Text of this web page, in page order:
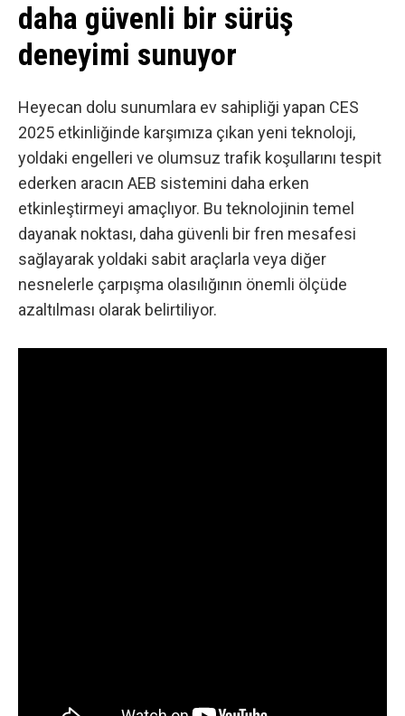
daha güvenli bir sürüş
deneyimi sunuyor
Heyecan dolu sunumlara ev sahipliği yapan CES
2025 etkinliğinde karşımıza çıkan yeni teknoloji,
yoldaki engelleri ve olumsuz trafik koşullarını tespit
ederken aracın AEB sistemini daha erken
etkinleştirmeyi amaçlıyor. Bu teknolojinin temel
dayanak noktası, daha güvenli bir fren mesafesi
sağlayarak yoldaki sabit araçlarla veya diğer
nesnelerle çarpışma olasılığının önemli ölçüde
azaltılması olarak belirtiliyor.